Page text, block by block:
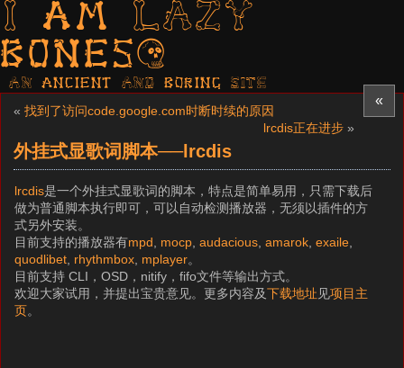
I am LAZY
bones?
AN ancient AND boring SITE
«
« 找到了访问code.google.com时断时续的原因
lrcdis正在进步 »
外挂式显歌词脚本──lrcdis
lrcdis是一个外挂式显歌词的脚本，特点是简单易用，只需下载后
做为普通脚本执行即可，可以自动检测播放器，无须以插件的方
式另外安装。
目前支持的播放器有mpd mocp ,audacious ,amarok ,exaile
quodlibet rhythmbox mplayer。
目前支持 CLI，OSD，nitify，fifo文件等输出方式。
欢迎大家试用，并提出宝贵意见。更多内容及下载地址 见项目主
页。